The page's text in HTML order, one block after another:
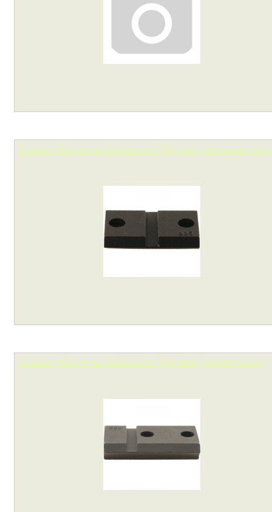
Планка Weaver на Remington 700 steel (передняя
Планка Weaver на Remington 700 steel (задняя часть)